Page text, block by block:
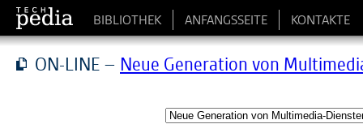
BIBLIOTHEK ANFANGSSEITE KONTAKTE
ON-LINE – Neue Generation von